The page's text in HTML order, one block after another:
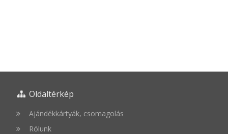
Oldaltérkép
Ajándékkártyák, csomagolás
Rólunk